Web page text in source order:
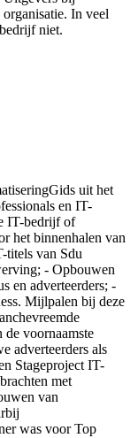
In veel
niet.
uit het
en IT-
IT-bedrijf of
het binnenhalen van
titels van Sdu
- Opbouwen
en adverteerders; -
Mijlpalen bij deze
voornaamste
adverteerders als
Stageproject IT-
met
van
was voor Top